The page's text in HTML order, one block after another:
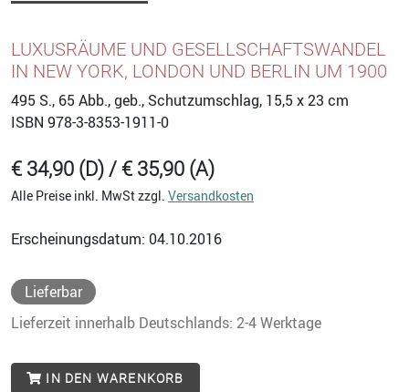
LUXUSRÄUME UND GESELLSCHAFTSWANDEL
IN NEW YORK, LONDON UND BERLIN UM 1900
495 S., 65 Abb., geb., Schutzumschlag, 15,5 x 23 cm
ISBN 978-3-8353-1911-0
€ 34,90 (D) / € 35,90 (A)
Alle Preise inkl. MwSt zzgl. Versandkosten
Erscheinungsdatum: 04.10.2016
Lieferbar
Lieferzeit innerhalb Deutschlands: 2-4 Werktage
IN DEN WARENKORB